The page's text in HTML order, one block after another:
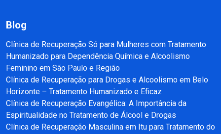
Blog
Clínica de Recuperação Só para Mulheres com Tratamento
Humanizado para Dependência Química e Alcoolismo
Feminino em São Paulo e Região
Clínica de Recuperação para Drogas e Alcoolismo em Belo
Horizonte – Tratamento Humanizado e Eficaz
Clínica de Recuperação Evangélica: A Importância da
Espiritualidade no Tratamento de Álcool e Drogas
Clínica de Recuperação Masculina em Itu para Tratamento do